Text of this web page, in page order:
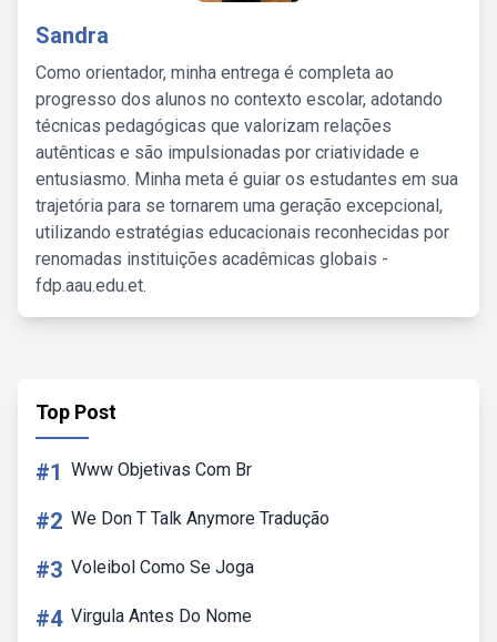
Sandra
Como orientador, minha entrega é completa ao
progresso dos alunos no contexto escolar, adotando
técnicas pedagógicas que valorizam relações
autênticas e são impulsionadas por criatividade e
entusiasmo. Minha meta é guiar os estudantes em sua
trajetória para se tornarem uma geração excepcional,
utilizando estratégias educacionais reconhecidas por
renomadas instituições acadêmicas globais -
fdp.aau.edu.et.
Top Post
#1 Www Objetivas Com Br
#2 We Don T Talk Anymore Tradução
#3 Voleibol Como Se Joga
#4 Virgula Antes Do Nome